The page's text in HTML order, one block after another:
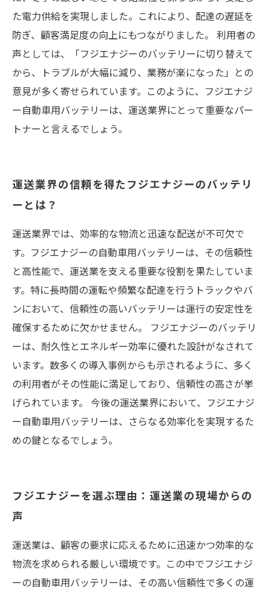
た電力供給を実現しました。これにより、配達の遅延を
防ぎ、顧客満足度の向上にもつながりました。 利用者の
声としては、「フジエナジーのバッテリーに切り替えて
から、トラブルが大幅に減り、業務が楽になった」との
意見が多く寄せられています。このように、フジエナジ
ー自動車用バッテリーは、運送業界にとって重要なパー
トナーと言えるでしょう。
運送業界の信頼を得たフジエナジーのバッテリ
ーとは？
運送業界では、効率的な物流と迅速な配送が不可欠で
す。フジエナジーの自動車用バッテリーは、その信頼性
と高性能で、運送業を支える重要な役割を果たしていま
す。特に長時間の運転や頻繁な配達を行うトラックやバ
ンにおいて、信頼性の高いバッテリーは運行の安定性を
確保するために欠かせません。 フジエナジーのバッテリ
ーは、耐久性とエネルギー効率に優れた設計がなされて
います。数多くの導入事例からも示されるように、多く
の利用者がその性能に満足しており、信頼性の高さが挙
げられています。 今後の運送業界において、フジエナジ
ー自動車用バッテリーは、さらなる効率化を実現するた
めの鍵となるでしょう。
フジエナジーを選ぶ理由：運送業の現場からの
声
運送業は、顧客の要求に応えるために迅速かつ効率的な
物流を求められる厳しい環境です。この中でフジエナジ
ーの自動車用バッテリーは、その高い信頼性で多くの運